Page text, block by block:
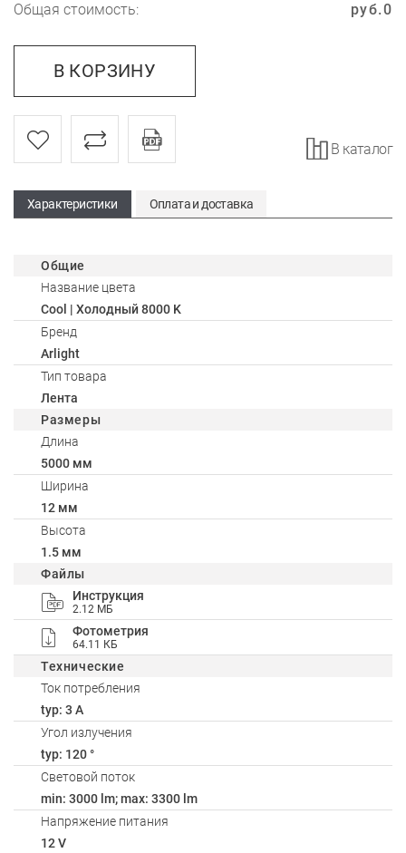
Общая стоимость: 0
руб.
В КОРЗИНУ
В каталог
Характеристики Оплата и доставка
Общие
Название цвета
Cool | Холодный 8000 K
Бренд
Arlight
Тип товара
Лента
Размеры
Длина
5000 мм
Ширина
12 мм
Высота
1.5 мм
Файлы
Инструкция
2.12 МБ
Фотометрия
64.11 КБ
Технические
Ток потребления
typ: 3 A
Угол излучения
typ: 120 °
Световой поток
min: 3000 lm; max: 3300 lm
Напряжение питания
12 V